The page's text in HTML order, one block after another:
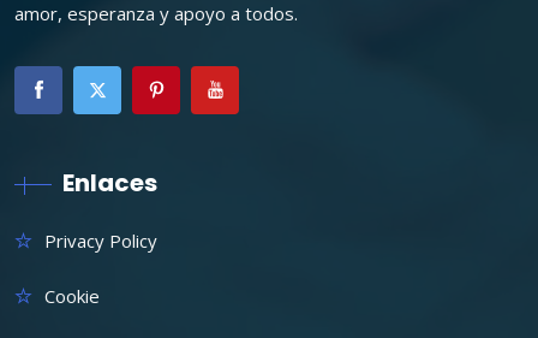
amor, esperanza y apoyo a todos.
Enlaces
Privacy Policy
Cookie